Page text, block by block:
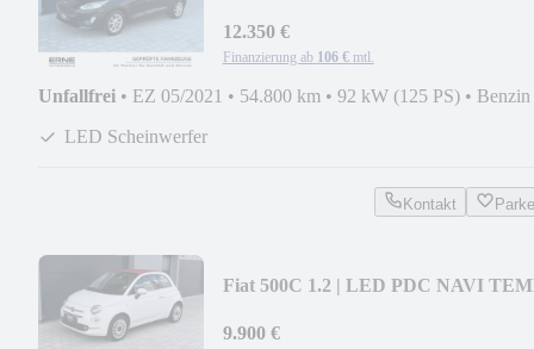
12.350 €
Finanzierung ab 106 € mtl.
Unfallfrei • EZ 05/2021 • 54.800 km • 92 kW (125 PS) • Benzin
LED Scheinwerfer
Kontakt
Fiat 500C 1.2 | LED PDC NAVI
9.900 €